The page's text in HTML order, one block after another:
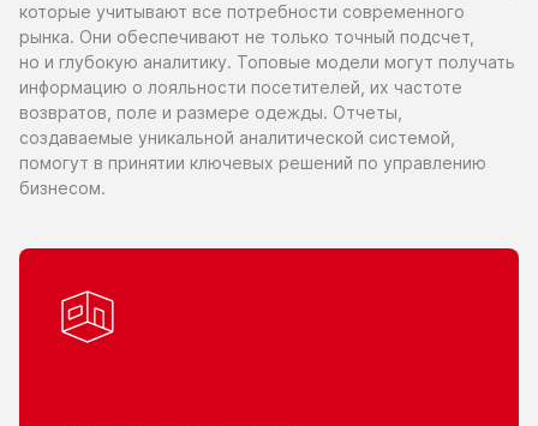
которые учитывают все потребности современного
рынка. Они обеспечивают не только точный подсчет,
но и глубокую аналитику. Топовые модели могут получать
информацию о лояльности посетителей, их частоте
возвратов, поле и размере одежды. Отчеты,
создаваемые уникальной аналитической системой,
помогут в принятии ключевых решений по управлению
бизнесом.